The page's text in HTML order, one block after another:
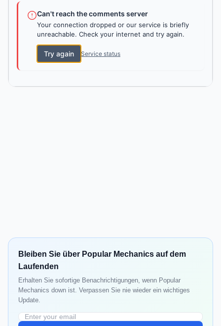
Can't reach the comments server
Your connection dropped or our service is briefly
unreachable. Check your internet and try again.
Try again Service status
Bleiben Sie über Popular Mechanics auf dem
Laufenden
Erhalten Sie sofortige Benachrichtigungen, wenn Popular
Mechanics down ist. Verpassen Sie nie wieder ein wichtiges
Update.